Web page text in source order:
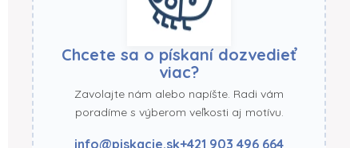
Chcete sa o pískaní dozvedieť
viac?
Zavolajte nám alebo napíšte. Radi vám
poradíme s výberom veľkosti aj motívu.
info@piskacie.sk+421 903 496 664